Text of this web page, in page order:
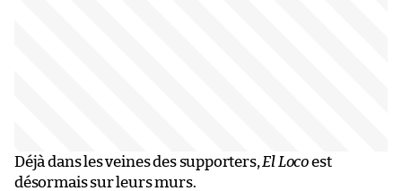
Déjà dans les veines des supporters, El Locoest
désormais sur leurs murs.